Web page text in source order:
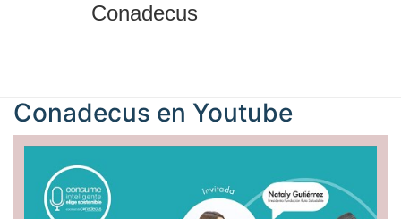
Conadecus
Conadecus en Youtube